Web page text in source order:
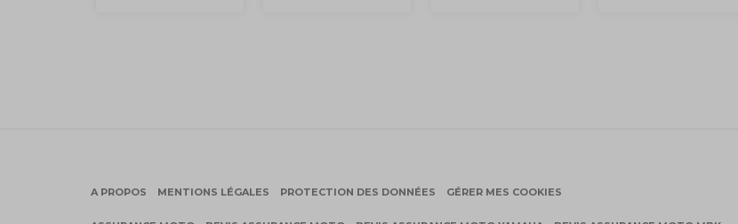
A PROPOS MENTIONS LÉGALES PROTECTION DES DONNÉES GÉRER MES COOKIES